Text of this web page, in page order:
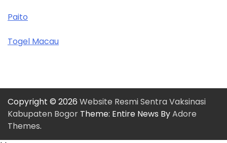
Paito
Togel Macau
Copyright © 2026 Website Resmi Sentra Vaksinasi
Kabupaten Bogor Theme: Entire News ByAdore
Themes.